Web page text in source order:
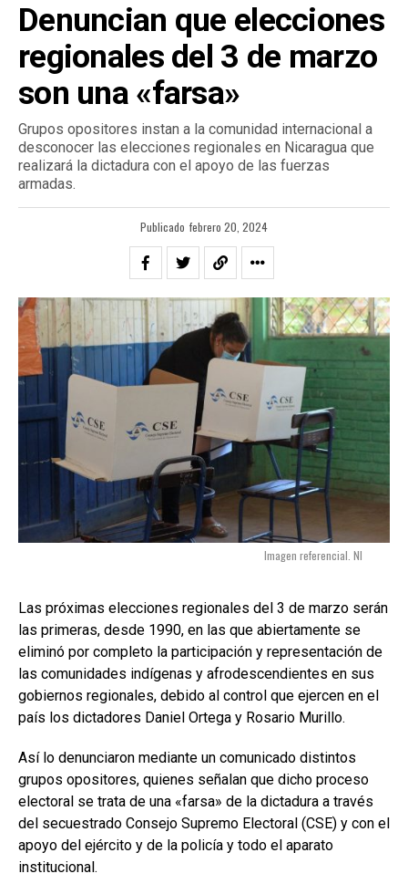
Denuncian que elecciones
regionales del 3 de marzo
son una «farsa»
Grupos opositores instan a la comunidad internacional a
desconocer las elecciones regionales en Nicaragua que
realizará la dictadura con el apoyo de las fuerzas
armadas.
Publicado febrero 20, 2024
Imagen referencial. NI
Las próximas elecciones regionales del 3 de marzo serán
las primeras, desde 1990, en las que abiertamente se
eliminó por completo la participación y representación de
las comunidades indígenas y afrodescendientes en sus
gobiernos regionales, debido al control que ejercen en el
país los dictadores Daniel Ortega y Rosario Murillo.
Así lo denunciaron mediante un comunicado distintos
grupos opositores, quienes señalan que dicho proceso
electoral se trata de una «farsa» de la dictadura a través
del secuestrado Consejo Supremo Electoral (CSE) y con el
apoyo del ejército y de la policía y todo el aparato
institucional.